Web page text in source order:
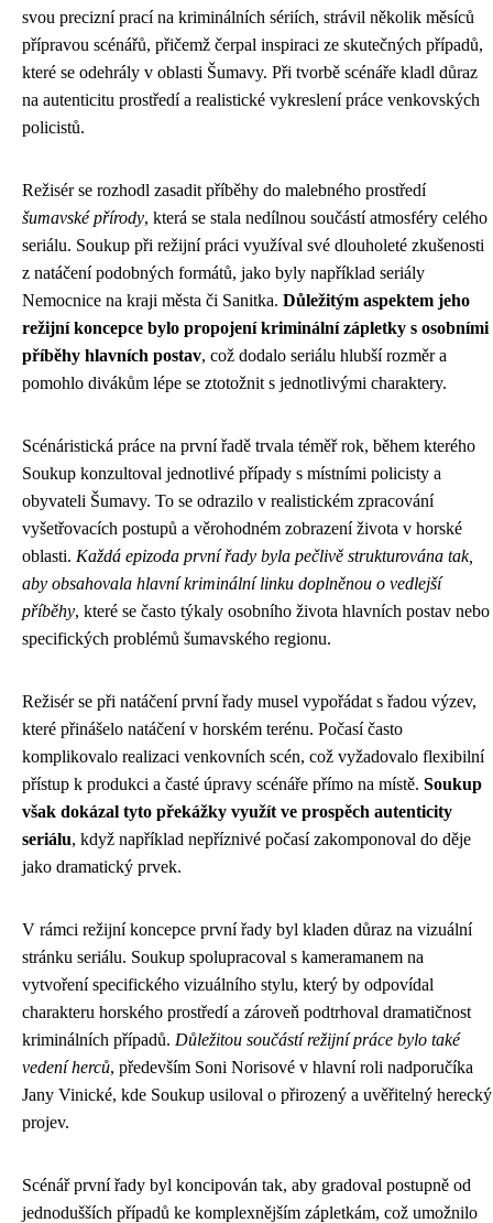
svou precizní prací na kriminálních sériích, strávil několik měsíců
přípravou scénářů, přičemž čerpal inspiraci ze skutečných případů,
které se odehrály v oblasti Šumavy. Při tvorbě scénáře kladl důraz
na autenticitu prostředí a realistické vykreslení práce venkovských
policistů.
Režisér se rozhodl zasadit příběhy do malebného prostředí
šumavské přírody, která se stala nedílnou součástí atmosféry celého
seriálu. Soukup při režijní práci využíval své dlouholeté zkušenosti
z natáčení podobných formátů, jako byly například seriály
Nemocnice na kraji města či Sanitka. Důležitým aspektem jeho
režijní koncepce bylo propojení kriminální zápletky s osobními
příběhy hlavních postav, což dodalo seriálu hlubší rozměr a
pomohlo divákům lépe se ztotožnit s jednotlivými charaktery.
Scénáristická práce na první řadě trvala téměř rok, během kterého
Soukup konzultoval jednotlivé případy s místními policisty a
obyvateli Šumavy. To se odrazilo v realistickém zpracování
vyšetřovacích postupů a věrohodném zobrazení života v horské
oblasti. Každá epizoda první řady byla pečlivě strukturována tak,
aby obsahovala hlavní kriminální linku doplněnou o vedlejší
příběhy, které se často týkaly osobního života hlavních postav nebo
specifických problémů šumavského regionu.
Režisér se při natáčení první řady musel vypořádat s řadou výzev,
které přinášelo natáčení v horském terénu. Počasí často
komplikovalo realizaci venkovních scén, což vyžadovalo flexibilní
přístup k produkci a časté úpravy scénáře přímo na místě. Soukup
však dokázal tyto překážky využít ve prospěch autenticity
seriálu, když například nepříznivé počasí zakomponoval do děje
jako dramatický prvek.
V rámci režijní koncepce první řady byl kladen důraz na vizuální
stránku seriálu. Soukup spolupracoval s kameramanem na
vytvoření specifického vizuálního stylu, který by odpovídal
charakteru horského prostředí a zároveň podtrhoval dramatičnost
kriminálních případů. Důležitou součástí režijní práce bylo také
vedení herců, především Soni Norisové v hlavní roli nadporučíka
Jany Vinické, kde Soukup usiloval o přirozený a uvěřitelný herecký
projev.
Scénář první řady byl koncipován tak, aby gradoval postupně od
jednodušších případů ke komplexnějším zápletkám, což umožnilo